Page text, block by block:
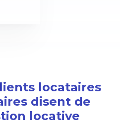
locataires
disent de
locative